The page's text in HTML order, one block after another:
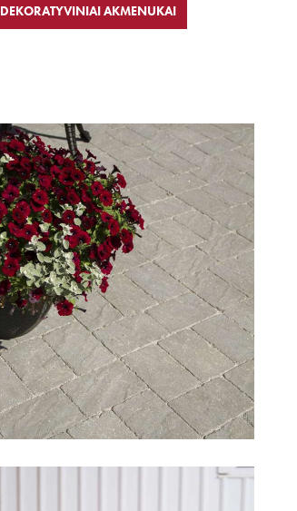
DEKORATYVINIAI AKMENUKAI